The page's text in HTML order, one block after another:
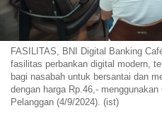
FASILITAS, BNI Digital Banking
fasilitas perbankan digital modern,
bagi nasabah untuk bersantai dan
dengan harga Rp.46,-
Pelanggan (4/9/2024). (ist)